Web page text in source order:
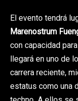
El evento tendrá
Marenostrum
con capacidad
llegará en uno de
carrera reciente,
estatus como una